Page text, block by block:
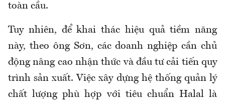
toàn cầu.
Tuy nhiên, để khai thác hiệu quả tiềm năng
này, theo ông Sơn, các doanh nghiệp cần chủ
động nâng cao nhận thức và đầu tư cải tiến quy
trình sản xuất. Việc xây dựng hệ thống quản lý
chất lượng phù hợp với tiêu chuẩn Halal là